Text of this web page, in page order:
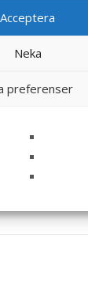
Acceptera
Neka
preferenser
doppresenter